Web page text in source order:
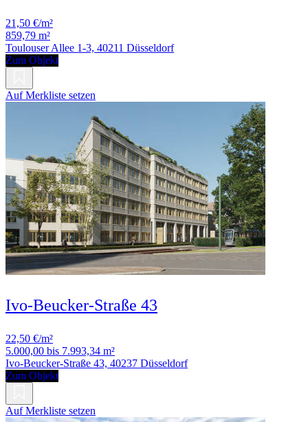
21,50 €/m²
859,79 m²
Toulouser Allee 1-3, 40211 Düsseldorf
Zum Objekt
Auf Merkliste setzen
Ivo-Beucker-Straße 43
22,50 €/m²
5.000,00 bis 7.993,34 m²
Ivo-Beucker-Straße 43, 40237 Düsseldorf
Zum Objekt
Auf Merkliste setzen